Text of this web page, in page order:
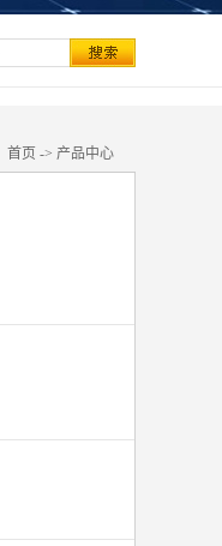
首页 -> 产品中心